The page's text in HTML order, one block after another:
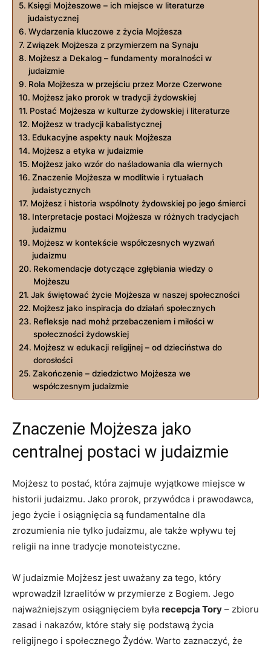
Księgi Mojżeszowe – ich⁣ miejsce ‍w literaturze
judaistycznej
Wydarzenia ​kluczowe z życia Mojżesza
Związek Mojżesza z przymierzem na Synaju
Mojżesz a Dekalog – fundamenty moralności w
judaizmie
Rola Mojżesza w przejściu przez Morze Czerwone
Mojżesz jako prorok w tradycji żydowskiej
Postać Mojżesza w kulturze żydowskiej i literaturze
Mojżesz w tradycji kabalistycznej
Edukacyjne ‌aspekty ​nauk Mojżesza
Mojżesz a etyka w judaizmie
Mojżesz jako wzór​ do naśladowania dla wiernych
Znaczenie Mojżesza w modlitwie i rytuałach
judaistycznych
Mojżesz i historia wspólnoty żydowskiej po jego śmierci
Interpretacje postaci Mojżesza w różnych tradycjach
judaizmu
Mojżesz w ‌kontekście⁢ współczesnych wyzwań
judaizmu
Rekomendacje‌ dotyczące zgłębiania wiedzy o
Mojżeszu
Jak świętować życie Mojżesza w naszej społeczności
Mojżesz ‍jako inspiracja do działań społecznych
Refleksje nad mohż przebaczeniem i miłości⁣ w
społeczności żydowskiej
Mojżesz w edukacji‍ religijnej – od dzieciństwa do
dorosłości
Zakończenie – dziedzictwo Mojżesza we
współczesnym judaizmie
Znaczenie Mojżesza jako
centralnej postaci w judaizmie
Mojżesz to postać, która zajmuje wyjątkowe miejsce ⁤w
historii judaizmu. Jako prorok, przywódca i prawodawca,
jego życie i osiągnięcia są⁣ fundamentalne dla
zrozumienia nie tylko judaizmu,⁤ ale ‌także wpływu tej
⁤religii​ na ⁤inne tradycje ⁢monoteistyczne.
W judaizmie Mojżesz jest uważany‍ za tego,​ który
wprowadził Izraelitów w ⁣przymierze z ​Bogiem. Jego
najważniejszym osiągnięciem była‍ recepcja Tory – ⁤zbioru‍
zasad i nakazów, które stały się podstawą życia
religijnego i społecznego Żydów. Warto zaznaczyć, że